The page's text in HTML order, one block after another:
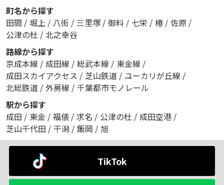
町名から探す
田間 / 堀上 / 八街 / 三里塚 / 御料 / 七栄 / 椿 / 佐原 /
公津の杜 / 北之幸谷
路線から探す
京成本線 / 成田線 / 総武本線 / 東金線 /
成田スカイアクセス / 芝山鉄道 / ユーカリが丘線 /
北総鉄道 / 外房線 / 千葉都市モノレール
駅から探す
成田 / 東金 / 福俵 / 求名 / 公津の杜 / 成田空港 /
芝山千代田 / 干潟 / 飯岡 / 旭
TikTok